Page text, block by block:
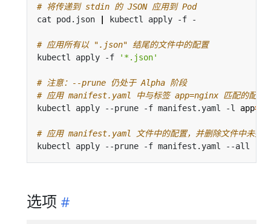
# 将传递到 stdin 的 JSON 应用到 Pod
cat pod.json
# 应用所有以 ".json" 结尾的文件中的配置
kubectl apply -f
'*.json'
# 注意：--prune 仍处于 Alpha 阶段
# 应用 manifest.yaml 中与标签 app=nginx 匹配的配置
kubectl apply --prune -f manifest.yaml -l app=
# 应用 manifest.yaml 文件中的配置，并删除文件中未提
kubectl apply --prune -f manifest.yaml --all --
选项